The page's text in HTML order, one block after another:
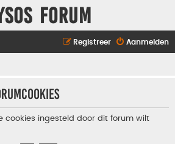
Forum
Aanmelden
Registreer
cookies ingesteld door dit forum wilt